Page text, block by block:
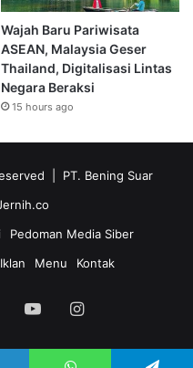
Wajah Baru Pariwisata
ASEAN, Malaysia Geser
Thailand, Digitalisasi Lintas
Negara Beraksi
15 hours ago
| PT. Bening Suar
Pedoman Media Siber
Menu Kontak
YouTubeInstagram